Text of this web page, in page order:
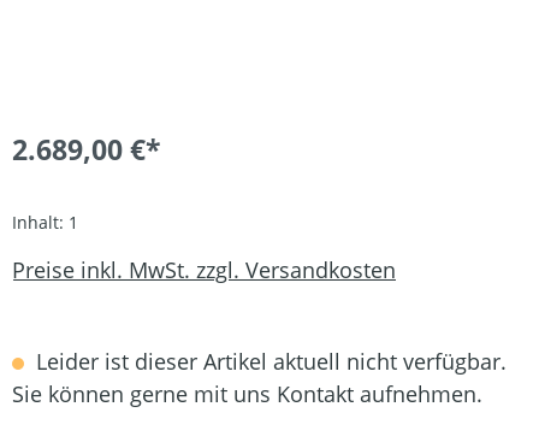
2.689,00 €*
Inhalt: 1
Preise inkl. MwSt. zzgl. Versandkosten
Leider ist dieser Artikel aktuell nicht verfügbar.
Sie können gerne mit uns Kontakt aufnehmen.